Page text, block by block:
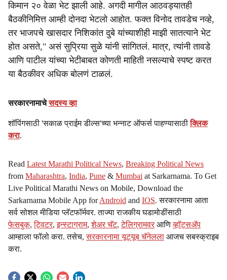
किमान २० वेळा भेट झाली आहे. अगदी मागील आठवड्यातही
बैठकीनिमित्त आम्ही दोनदा भेटलो आहोत. फक्त विनोद तावडेच नव्हे,
तर भाजपचे खासदार निशिकांत दुबे यांच्याशीही माझी सातत्याने भेट
होत असते," असं सुप्रिया सुळे यांनी सांगितलं. मात्र, त्यांनी तावडे
आणि पाटील यांच्या भेटीबाबत कोणती माहिती नसल्याचे स्पष्ट करत
या बैठकीवर अधिक बोलणं टाळलं.
सरकारनामाचेसदस्य व्हा
शॉपिंगसाठी 'सकाळ प्राईम डील्स'च्या भन्नाट ऑफर्स पाहण्यासाठीक्लिक
करा.
Read Latest Marathi Political News, Breaking Political News
from Maharashtra, India, Pune & Mumbai at Sarkarnama. To Get
Live Political Marathi News on Mobile, Download the
Sarkarnama Mobile App forAndroid and IOS. सरकारनामा आता
सर्व सोशल मीडिया प्लॅटफॉर्मवर. ताज्या राजकीय घडामोडींसाठी
फेसबुक,ट्विटर,इन्स्टाग्राम,शेअर चॅट,टेलिग्रामवर आणिव्हॉट्सॲप
आम्हाला फॉलो करा. तसेच,सरकारनामा यूट्यूब चॅनेलला आजच सबस्क्राइब
करा.